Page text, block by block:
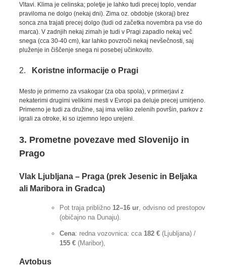
Vltavi. Klima je celinska; poletje je lahko tudi precej toplo, vendar
praviloma ne dolgo (nekaj dni). Zima oz. obdobje (skoraj) brez
sonca zna trajati precej dolgo (tudi od začetka novembra pa vse do
marca). V zadnjih nekaj zimah je tudi v Pragi zapadlo nekaj več
snega (cca 30-40 cm), kar lahko povzroči nekaj nevšečnosti, saj
pluženje in čiščenje snega ni posebej učinkovito.
2. Koristne informacije o Pragi
Mesto je primerno za vsakogar (za oba spola), v primerjavi z
nekaterimi drugimi velikimi mesti v Evropi pa deluje precej umirjeno.
Primerno je tudi za družine, saj ima veliko zelenih površin, parkov z
igrali za otroke, ki so izjemno lepo urejeni.
3. Prometne povezave med Slovenijo in
Prago
Vlak Ljubljana – Praga (prek Jesenic in Beljaka
ali Maribora in Gradca)
Pot traja približno 12–16 ur , odvisno od prestopov
(običajno na Dunaju).
Cena: redna vozovnica: cca 182 € (Ljubljana) /
155 € (Maribor),
Avtobus